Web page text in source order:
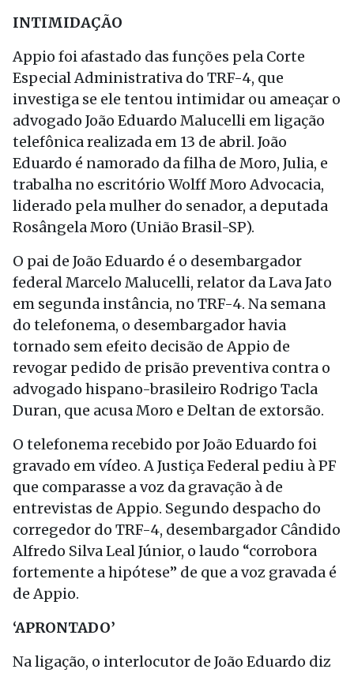
INTIMIDAÇÃO
Appio foi afastado das funções pela Corte
Especial Administrativa do TRF-4, que
investiga se ele tentou intimidar ou ameaçar o
advogado João Eduardo Malucelli em ligação
telefônica realizada em 13 de abril. João
Eduardo é namorado da filha de Moro, Julia, e
trabalha no escritório Wolff Moro Advocacia,
liderado pela mulher do senador, a deputada
Rosângela Moro (União Brasil-SP).
O pai de João Eduardo é o desembargador
federal Marcelo Malucelli, relator da Lava Jato
em segunda instância, no TRF-4. Na semana
do telefonema, o desembargador havia
tornado sem efeito decisão de Appio de
revogar pedido de prisão preventiva contra o
advogado hispano-brasileiro Rodrigo Tacla
Duran, que acusa Moro e Deltan de extorsão.
O telefonema recebido por João Eduardo foi
gravado em vídeo. A Justiça Federal pediu à PF
que comparasse a voz da gravação à de
entrevistas de Appio. Segundo despacho do
corregedor do TRF-4, desembargador Cândido
Alfredo Silva Leal Júnior, o laudo “corrobora
fortemente a hipótese” de que a voz gravada é
de Appio.
‘APRONTADO’
Na ligação, o interlocutor de João Eduardo diz